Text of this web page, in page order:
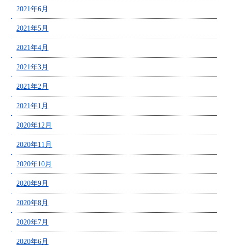
2021年6月
2021年5月
2021年4月
2021年3月
2021年2月
2021年1月
2020年12月
2020年11月
2020年10月
2020年9月
2020年8月
2020年7月
2020年6月